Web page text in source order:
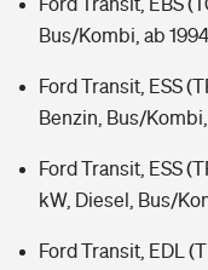
Bus/Kombi, ab
Ford Transit, ESS
Benzin, Bus/
Ford Transit, ESS
kW, Diesel, Bus/
Ford Transit, EDL